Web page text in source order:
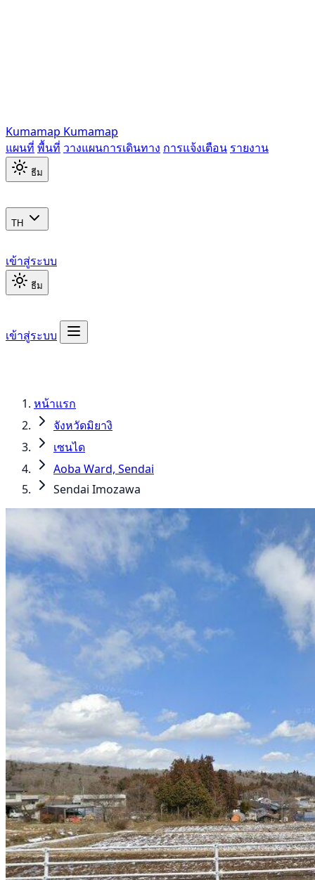
Kumamap Kumamap
แผนที่ พื้นที่ วางแผนการเดินทาง การแจ้งเตือน รายงาน
ธีม
TH
เข้าสู่ระบบ
ธีม
เข้าสู่ระบบ
หน้าแรก
จังหวัดมิยางิ
เซนได
Aoba Ward, Sendai
Sendai Imozawa